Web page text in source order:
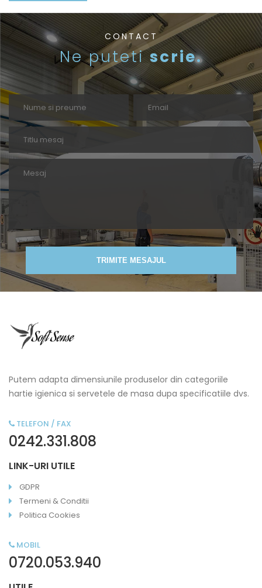
CONTACT
Ne putetiscrie.
TRIMITE MESAJUL
Putem adapta dimensiunile produselor din categoriile
hartie igienica si servetele de masa dupa specificatiile dvs.
TELEFON / FAX
0242.331.808
LINK-URI UTILE
GDPR
Termeni & Conditii
Politica Cookies
MOBIL
0720.053.940